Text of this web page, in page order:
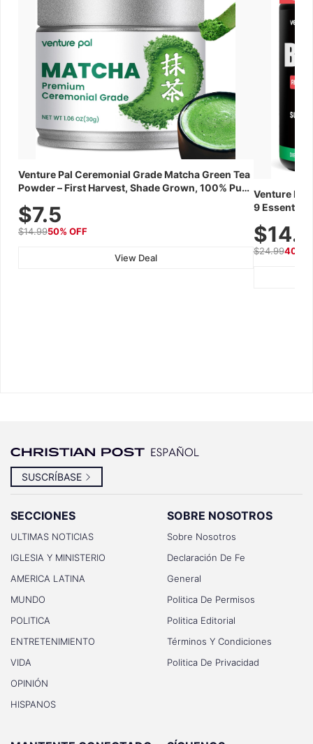
Venture Pal Ceremonial Grade Matcha Green Tea
Powder – First Harvest, Shade Grown, 100% Pure
Gluten-Free, 30g Tin
$7.5
$14.9950% OFF
View Deal
Venture Pal
9 Essential
Recovery,
$24.9940%
SUSCRÍBASE
SECCIONES
ULTIMAS NOTICIAS
IGLESIA Y MINISTERIO
AMERICA LATINA
MUNDO
POLITICA
ENTRETENIMIENTO
VIDA
OPINIÓN
HISPANOS
SOBRE NOSOTROS
Sobre Nosotros
Declaración De Fe
General
Politica De Permisos
Politica Editorial
Términos Y Condiciones
Politica De Privacidad